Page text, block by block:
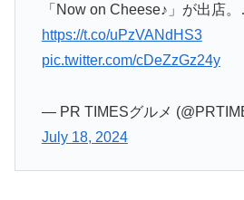
「Now on Cheese♪」が出店
https://t.co/uPzVANdHS3
pic.twitter.com/cDeZzGz24y
— PR TIMESグルメ
July 18, 2024